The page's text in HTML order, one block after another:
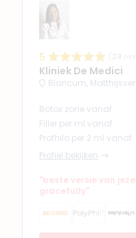
5
Kliniek De Medici
Blaricum,
Botox zone vanaf
Filler per ml vanaf
Profhilo per 2 ml vanaf
Profiel bekijken
"beste versie van
gracefully"